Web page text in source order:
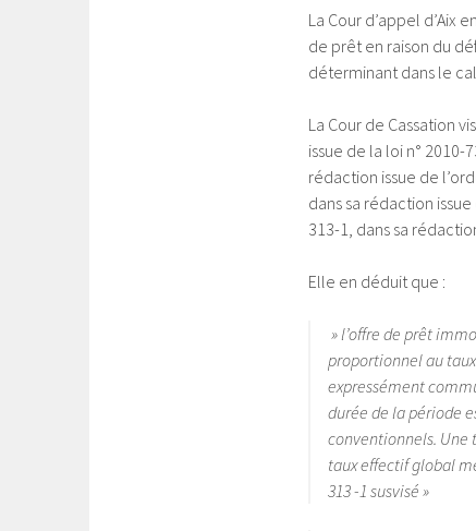
La Cour d’appel d’Aix
de prêt en raison du
déterminant dans le
La Cour de Cassation
issue de la loi n° 2010-
rédaction issue de
dans sa rédaction
313-1, dans sa
Elle en déduit que :
» l’offre de prêt
proportionnel au
expressément
durée de la période
conventionnels. Une
taux effectif global
313 -1 susvisé »